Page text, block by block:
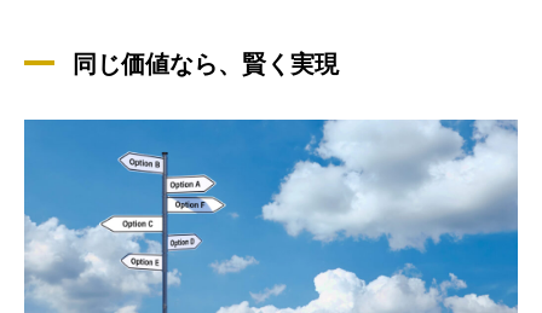
同じ価値なら、賢く実現